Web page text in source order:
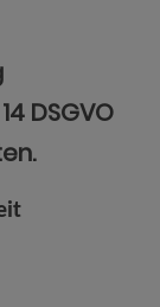
DSGVO